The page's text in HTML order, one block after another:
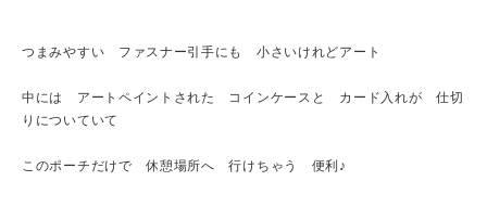
つまみやすい ファスナー引手にも 小さいけれどアート
中には アートペイントされた コインケースと カード入れが 仕切
りについていて
このポーチだけで 休憩場所へ 行けちゃう 便利♪